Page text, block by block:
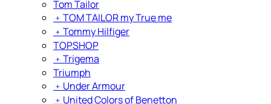
Tom Tailor
﹢ TOM TAILOR my True me
﹢ Tommy Hilfiger
TOPSHOP
﹢ Trigema
Triumph
﹢ Under Armour
﹢ United Colors of Benetton